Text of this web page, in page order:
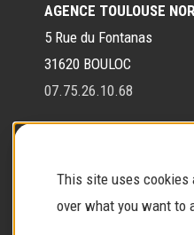
AGENCE TOULOUSE
5 Rue du Fontanas
31620 BOULOC
07.75.26.10.68
This site uses cookies
over what you want to